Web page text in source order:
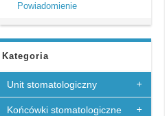
Powiadomienie
Kategoria
Unit stomatologiczny
Końcówki stomatologiczne